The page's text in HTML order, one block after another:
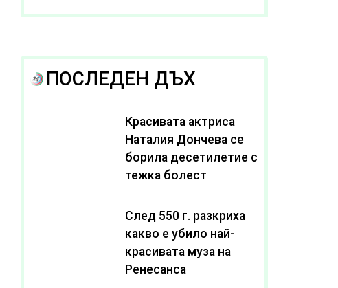
ПОСЛЕДЕН ДЪХ
Красивата актриса
Наталия Дончева се
борила десетилетие с
тежка болест
След 550 г. разкриха
какво е убило най-
красивата муза на
Ренесанса